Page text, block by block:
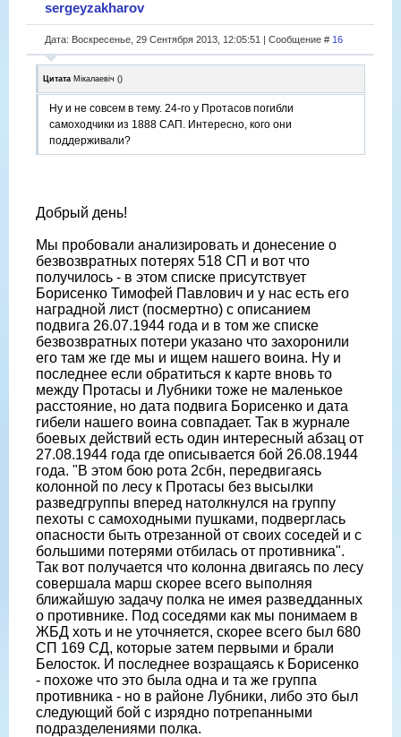
sergeyzakharov
Дата: Воскресенье, 29 Сентября 2013, 12:05:51 | Сообщение # 16
Цитата Мікалаевіч ()
Ну и не совсем в тему. 24-го у Протасов погибли
самоходчики из 1888 САП. Интересно, кого они
поддерживали?
Добрый день!
Мы пробовали анализировать и донесение о
безвозвратных потерях 518 СП и вот что
получилось - в этом списке присутствует
Борисенко Тимофей Павлович и у нас есть его
наградной лист (посмертно) с описанием
подвига 26.07.1944 года и в том же списке
безвозвратных потери указано что захоронили
его там же где мы и ищем нашего воина. Ну и
последнее если обратиться к карте вновь то
между Протасы и Лубники тоже не маленькое
расстояние, но дата подвига Борисенко и дата
гибели нашего воина совпадает. Так в журнале
боевых действий есть один интересный абзац от
27.08.1944 года где описывается бой 26.08.1944
года. "В этом бою рота 2сбн, передвигаясь
колонной по лесу к Протасы без высылки
разведгруппы вперед натолкнулся на группу
пехоты с самоходными пушками, подверглась
опасности быть отрезанной от своих соседей и с
большими потерями отбилась от противника".
Так вот получается что колонна двигаясь по лесу
совершала марш скорее всего выполняя
ближайшую задачу полка не имея разведданных
о противнике. Под соседями как мы понимаем в
ЖБД хоть и не уточняется, скорее всего был 680
СП 169 СД, которые затем первыми и брали
Белосток. И последнее возращаясь к Борисенко
- похоже что это была одна и та же группа
противника - но в районе Лубники, либо это был
следующий бой с изрядно потрепанными
подразделениями полка.